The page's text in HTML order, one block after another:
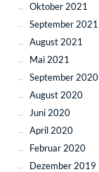
Oktober 2021
September 2021
August 2021
Mai 2021
September 2020
August 2020
Juni 2020
April 2020
Februar 2020
Dezember 2019